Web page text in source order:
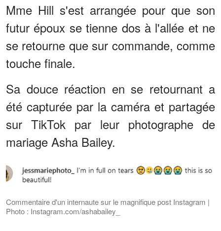
Mme Hill s'est arrangée pour que son
futur époux se tienne dos à l'allée et ne
se retourne que sur commande, comme
touche finale.
Sa douce réaction en se retournant a
été capturée par la caméra et partagée
sur TikTok par leur photographe de
mariage Asha Bailey.
Commentaire d'un internaute sur le magnifique post Instagram |
Photo : Instagram.com/ashabailey_